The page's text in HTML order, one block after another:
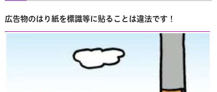
広告物のはり紙を標識等に貼ることは違法です！